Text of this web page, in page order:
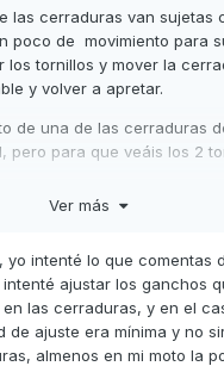
las cerraduras van sujetas
poco de movimiento para
los tornillos y mover la
y volver a apretar.
de una de las cerraduras
pero para que veáis los 2
Ver más
yo intenté lo que comentas
ajustar los ganchos
las cerraduras, y en el
de ajuste era mínima y no
almenos en mi moto la